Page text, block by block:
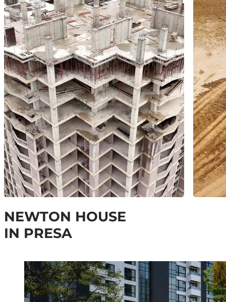
NEWTON HOUSE
IN PRESA